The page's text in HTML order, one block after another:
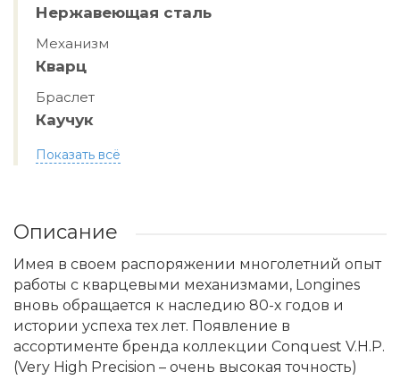
Нержавеющая сталь
Механизм
Кварц
Браслет
Каучук
Показать всё
Описание
Имея в своем распоряжении многолетний опыт
работы с кварцевыми механизмами, Longines
вновь обращается к наследию 80-х годов и
истории успеха тех лет. Появление в
ассортименте бренда коллекции Conquest V.H.P.
(Very High Precision – очень высокая точность)